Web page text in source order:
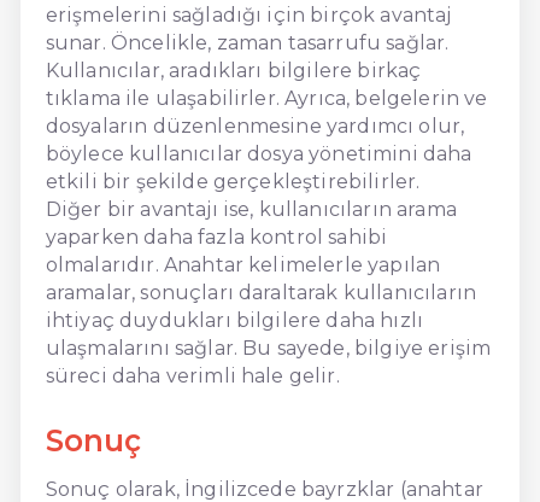
erişmelerini sağladığı için birçok avantaj
sunar. Öncelikle, zaman tasarrufu sağlar.
Kullanıcılar, aradıkları bilgilere birkaç
tıklama ile ulaşabilirler. Ayrıca, belgelerin ve
dosyaların düzenlenmesine yardımcı olur,
böylece kullanıcılar dosya yönetimini daha
etkili bir şekilde gerçekleştirebilirler.
Diğer bir avantajı ise, kullanıcıların arama
yaparken daha fazla kontrol sahibi
olmalarıdır. Anahtar kelimelerle yapılan
aramalar, sonuçları daraltarak kullanıcıların
ihtiyaç duydukları bilgilere daha hızlı
ulaşmalarını sağlar. Bu sayede, bilgiye erişim
süreci daha verimli hale gelir.
Sonuç
Sonuç olarak, İngilizcede bayrzklar (anahtar